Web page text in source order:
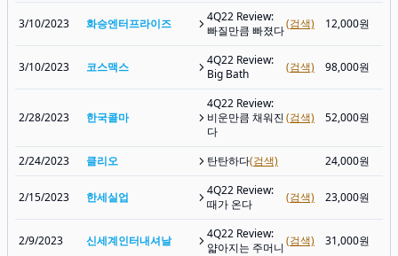
3/10/2023 화승엔터프라이즈
4Q22 Review:
빠질만큼 빠졌다(검색) 12,000원
3/10/2023 코스맥스
4Q22 Review:
Big Bath
(검색) 98,000원
2/28/2023 한국콜마
4Q22 Review:
비운만큼 채워진
다
(검색) 52,000원
2/24/2023 클리오 탄탄하다(검색) 24,000원
2/15/2023 한세실업
4Q22 Review:
때가 온다
(검색) 23,000원
2/9/2023 신세계인터내셔날
4Q22 Review:
얇아지는 주머니(검색) 31,000원